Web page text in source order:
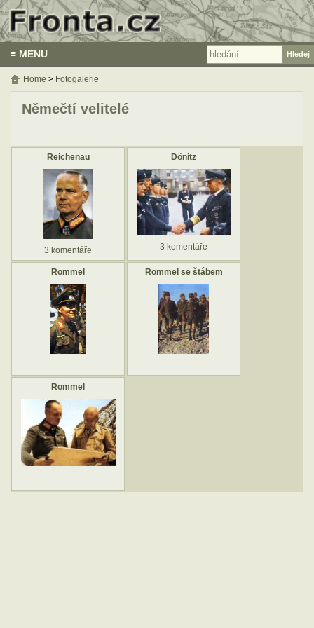
≡ MENU
Němečtí velitelé
Reichenau
3 komentáře
Dönitz
3 komentáře
Rommel Rommel se štábem
Rommel
Home > Fotogalerie